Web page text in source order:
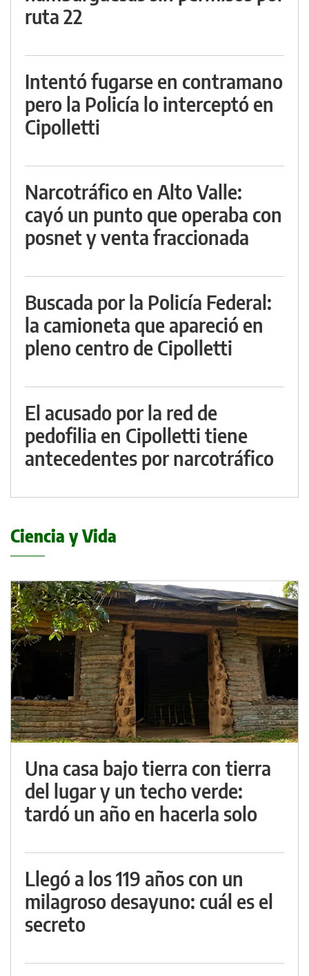
ruta 22
Intentó fugarse en contramano
pero la Policía lo interceptó en
Cipolletti
Narcotráfico en Alto Valle:
cayó un punto que operaba con
posnet y venta fraccionada
Buscada por la Policía Federal:
la camioneta que apareció en
pleno centro de Cipolletti
El acusado por la red de
pedofilia en Cipolletti tiene
antecedentes por narcotráfico
Ciencia y Vida
Una casa bajo tierra con tierra
del lugar y un techo verde:
tardó un año en hacerla solo
Llegó a los 119 años con un
milagroso desayuno: cuál es el
secreto